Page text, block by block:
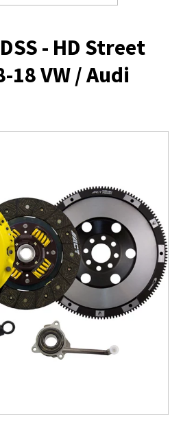
- HD Street
18 VW / Audi